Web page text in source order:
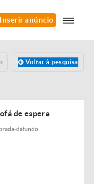
Inserir anúncio
Voltar à pesquisa
de espera
dafundo